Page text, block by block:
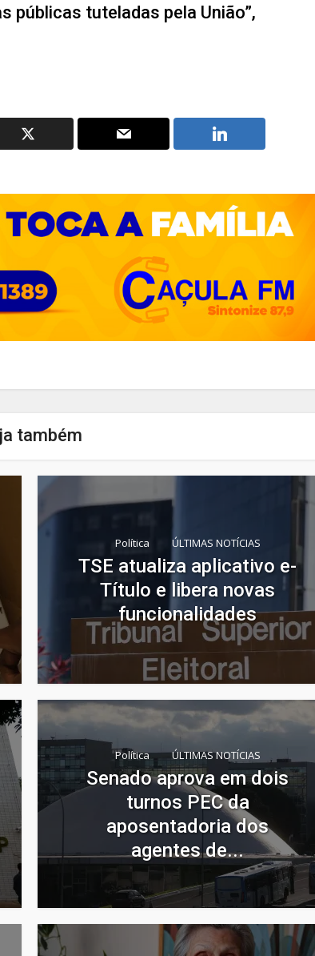
públicas tuteladas pela União”,
também
Política ÚLTIMAS NOTÍCIAS
TSE atualiza aplicativo e-
Título e libera novas
funcionalidades
Política ÚLTIMAS NOTÍCIAS
Senado aprova em dois
turnos PEC da
aposentadoria dos
agentes de...